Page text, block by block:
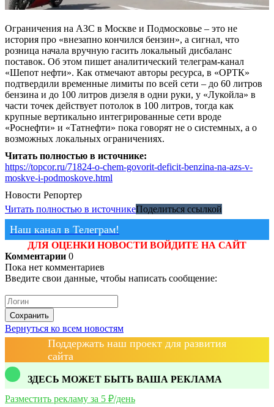
Ограничения на АЗС в Москве и Подмосковье – это не
история про «внезапно кончился бензин», а сигнал, что
розница начала вручную гасить локальный дисбаланс
поставок. Об этом пишет аналитический телеграм-канал
«Шепот нефти». Как отмечают авторы ресурса, в «ОРТК»
подтвердили временные лимиты по всей сети – до 60 литров
бензина и до 100 литров дизеля в одни руки, у «Лукойла» в
части точек действует потолок в 100 литров, тогда как
крупные вертикально интегрированные сети вроде
«Роснефти» и «Татнефти» пока говорят не о системных, а о
возможных локальных ограничениях.
Читать полностью в источнике:
https://topcor.ru/71824-o-chem-govorit-deficit-benzina-na-azs-v-
moskve-i-podmoskove.html
Новости Репортер
Читать полностью в источникеПоделиться ссылкой
Наш канал в Телеграм!
ДЛЯ ОЦЕНКИ НОВОСТИ ВОЙДИТЕ НА САЙТ
Комментарии 0
Пока нет комментариев
Введите свои данные, чтобы написать сообщение:
Сохранить
Вернуться ко всем новостям
Поддержать наш проект для развития
сайта
ЗДЕСЬ МОЖЕТ БЫТЬ ВАША РЕКЛАМА
Разместить рекламу за 5 ₽/день